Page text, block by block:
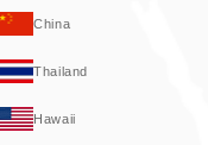
China
Thailand
Hawaii